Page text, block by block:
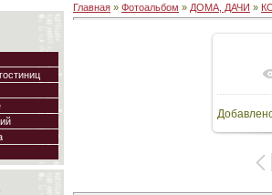
Главная » Фотоальбом » ДОМА, ДАЧИ »